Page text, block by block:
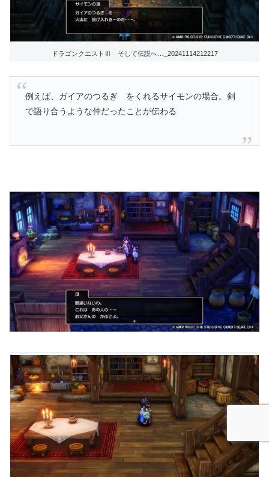
ドラゴンクエストⅢ そして伝説へ…_20241114212217
例えば、ガイアのつるぎ をくれるサイモンの場合。剣
で語り合うような仲だったことが伝わる